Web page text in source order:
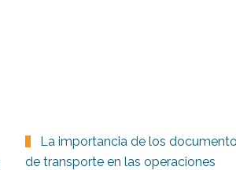
La importancia de los
de transporte en las operaciones